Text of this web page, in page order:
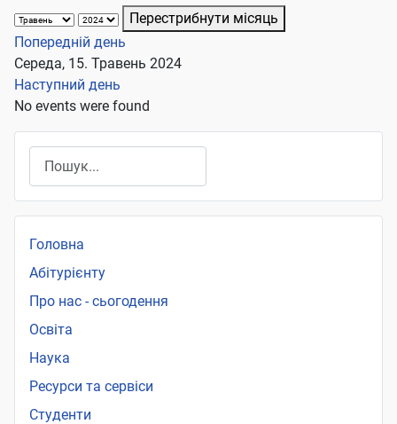
Перестрибнути місяць
Попередній день
Середа, 15. Травень 2024
Наступний день
No events were found
Головна
Абітурієнту
Про нас - сьогодення
Освіта
Наука
Ресурси та сервіси
Студенти